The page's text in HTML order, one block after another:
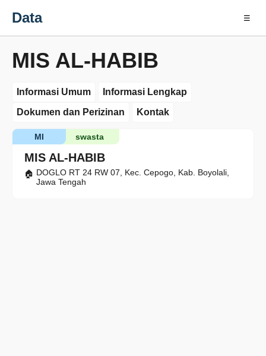
Data ☰
MIS AL-HABIB
Informasi Umum
Informasi Lengkap
Dokumen dan Perizinan
Kontak
MIS AL-HABIB
swasta
MI
DOGLO RT 24 RW 07, Kec. Cepogo, Kab. Boyolali,
Jawa Tengah